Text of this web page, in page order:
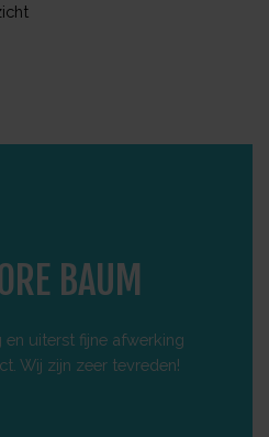
BAUM
uiterst fijne afwerking
Wij zijn zeer tevreden!